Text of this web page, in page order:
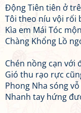
Động Tiên tiên ở
Tôi theo níu vội rối
Kìa em Mái Tóc
Chàng Khổng Lồ
Chén nồng cạn với
Gió thu rạo rực
Phong Nha sóng
Nhanh tay hứng